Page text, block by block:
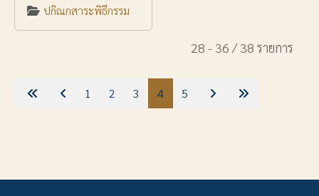
ปกิณกสาระพิธีกรรม
28 - 36 / 38 รายการ
1 2 3 4 5